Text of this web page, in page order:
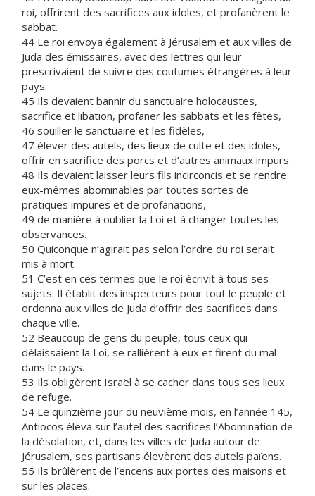
roi, offrirent des sacrifices aux idoles, et profanèrent le
sabbat.
44 Le roi envoya également à Jérusalem et aux villes de
Juda des émissaires, avec des lettres qui leur
prescrivaient de suivre des coutumes étrangères à leur
pays.
45 Ils devaient bannir du sanctuaire holocaustes,
sacrifice et libation, profaner les sabbats et les fêtes,
46 souiller le sanctuaire et les fidèles,
47 élever des autels, des lieux de culte et des idoles,
offrir en sacrifice des porcs et d’autres animaux impurs.
48 Ils devaient laisser leurs fils incirconcis et se rendre
eux-mêmes abominables par toutes sortes de
pratiques impures et de profanations,
49 de manière à oublier la Loi et à changer toutes les
observances.
50 Quiconque n’agirait pas selon l’ordre du roi serait
mis à mort.
51 C’est en ces termes que le roi écrivit à tous ses
sujets. Il établit des inspecteurs pour tout le peuple et
ordonna aux villes de Juda d’offrir des sacrifices dans
chaque ville.
52 Beaucoup de gens du peuple, tous ceux qui
délaissaient la Loi, se rallièrent à eux et firent du mal
dans le pays.
53 Ils obligèrent Israël à se cacher dans tous ses lieux
de refuge.
54 Le quinzième jour du neuvième mois, en l’année 145,
Antiocos éleva sur l’autel des sacrifices l’Abomination de
la désolation, et, dans les villes de Juda autour de
Jérusalem, ses partisans élevèrent des autels païens.
55 Ils brûlèrent de l’encens aux portes des maisons et
sur les places.